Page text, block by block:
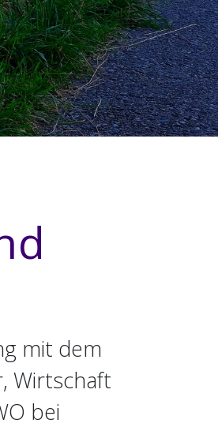
mit dem
Wirtschaft
bei